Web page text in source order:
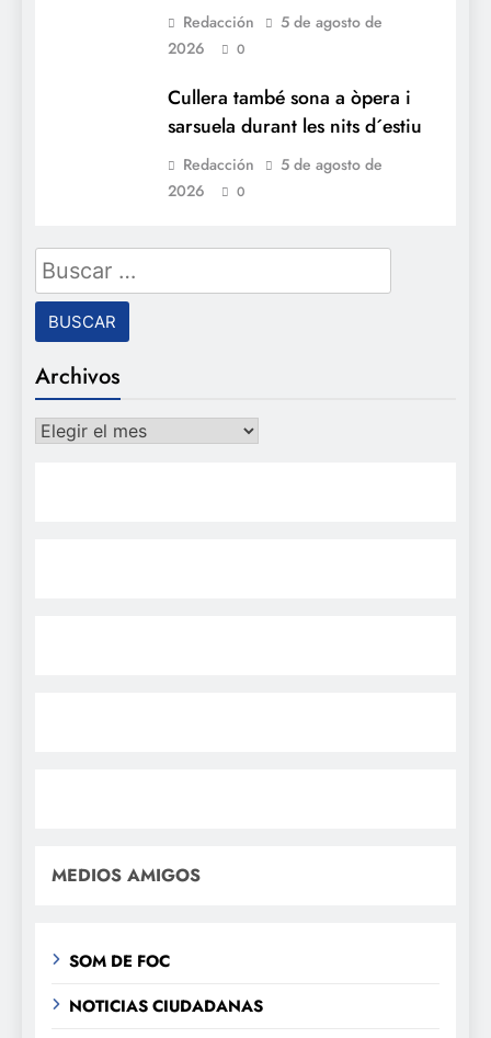
Redacción
5 de agosto de
2026
0
Cullera també sona a òpera i
sarsuela durant les nits d´estiu
Redacción
5 de agosto de
2026
0
Buscar:
Archivos
Archivos
MEDIOS AMIGOS
SOM DE FOC
NOTICIAS CIUDADANAS